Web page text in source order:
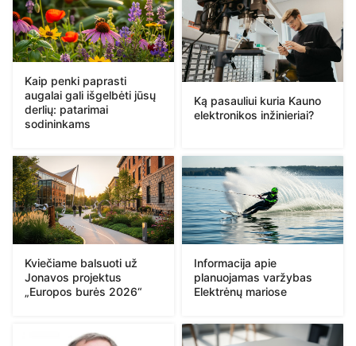
Kaip penki paprasti
augalai gali išgelbėti jūsų
derlių: patarimai
sodininkams
Ką pasauliui kuria Kauno
elektronikos inžinieriai?
Kviečiame balsuoti už
Jonavos projektus
„Europos burės 2026“
Informacija apie
planuojamas varžybas
Elektrėnų mariose